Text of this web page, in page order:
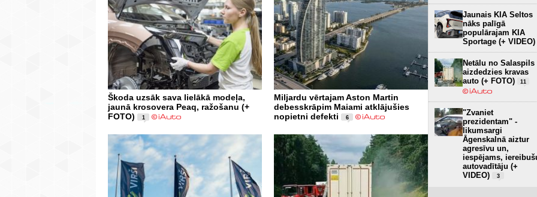
Škoda uzsāk sava lielākā modeļa,
jaunā krosovera Peaq, ražošanu (+
FOTO)
1
Miljardu vērtajam Aston Martin
debesskrāpim Maiami atklājušies
nopietni defekti
6
Jaunais KIA Seltos
nāks palīgā
populārajam KIA
Sportage (+ VIDEO)
Netālu no Salaspils
aizdedzies kravas
auto (+ FOTO)
11
"Zvaniet
prezidentam" -
likumsargi
Āgenskalnā aiztur
agresīvu un,
iespējams,
autovadītāju (+
VIDEO)
3